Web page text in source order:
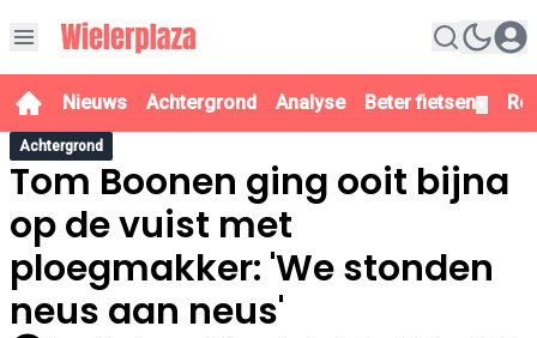
Nieuws Achtergrond Analyse Beter fietsen
Achtergrond
Tom Boonen ging ooit bijna
op de vuist met
ploegmakker: 'We stonden
neus aan neus'